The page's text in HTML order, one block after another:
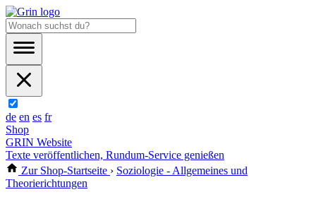
de en es fr
Shop
GRIN Website
Texte veröffentlichen, Rundum-Service genießen
Zur Shop-Startseite › Soziologie - Allgemeines und
Theorierichtungen